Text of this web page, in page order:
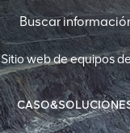
Sitio web de equipos